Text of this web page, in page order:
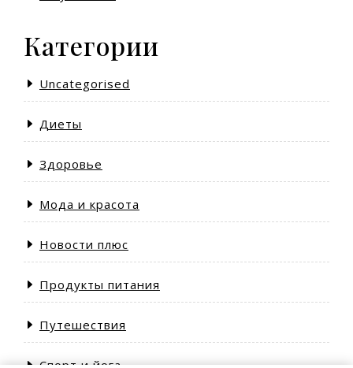
Категории
Uncategorised
Диеты
Здоровье
Мода и красота
Новости плюс
Продукты питания
Путешествия
Спорт и йога